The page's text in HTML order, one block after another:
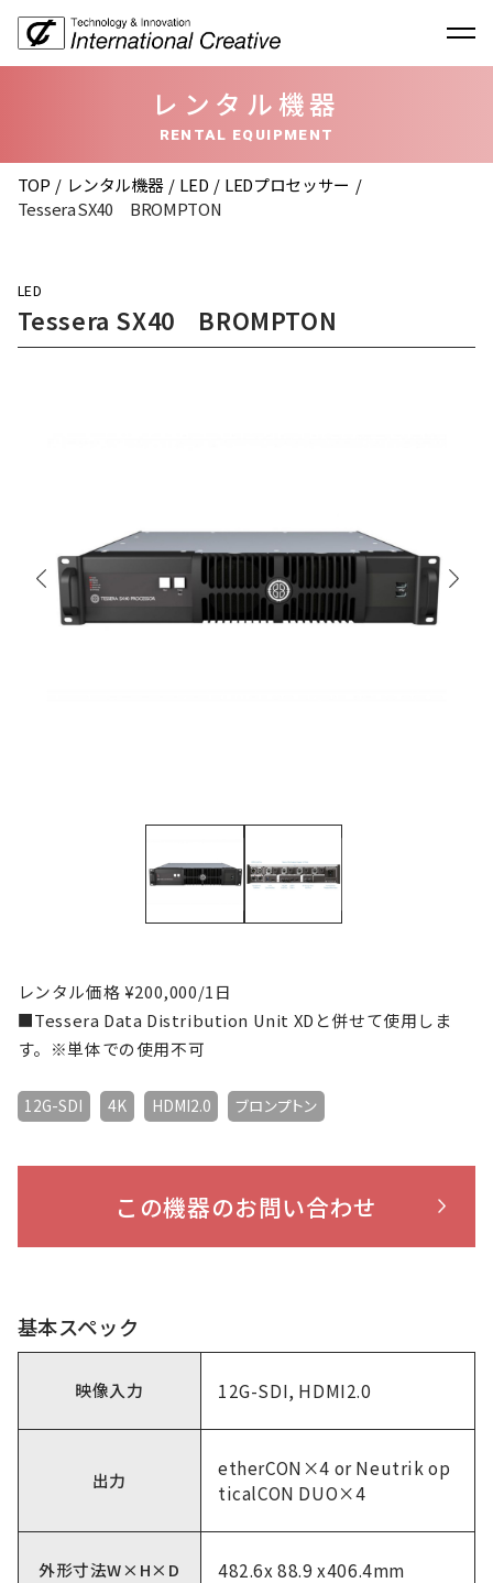
レンタル機器
RENTAL EQUIPMENT
TOP レンタル機器 LED
LEDプロセッサー
Tessera SX40 BROMPTON
LED
Tessera SX40 BROMPTON
レンタル価格 ¥200,000/1日
■Tessera Data Distribution Unit XDと併せて使用しま
す。※単体での使用不可
12G-SDI 4K HDMI2.0 ブロンプトン
この機器のお問い合わせ
基本スペック
映像入力 12G-SDI, HDMI2.0
出力
etherCON×4 or Neutrik op
ticalCON DUO×4
外形寸法W×H×D 482.6x 88.9 x406.4mm